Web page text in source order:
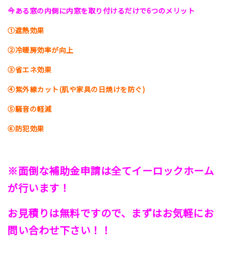
今ある窓の内側に内窓を取り付けるだけで6つのメリット
①遮熱効果
②冷暖房効率が向上
③省エネ効果
④紫外線カット(肌や家具の日焼けを防ぐ)
⑤騒音の軽減
⑥防犯効果
※面倒な補助金申請は全てイーロックホーム
が行います！
お見積りは無料ですので、まずはお気軽にお
問い合わせ下さい！！